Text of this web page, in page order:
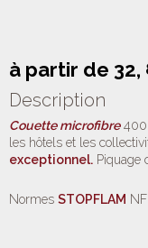
à partir de 32,
Description
Couette microfibre400
les hôtels et les
exceptionnel. Piquage
Normes STOPFLAM